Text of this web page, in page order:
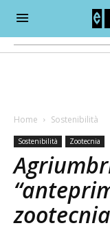
Home Sostenibilità
Sostenibilità Zootecnia